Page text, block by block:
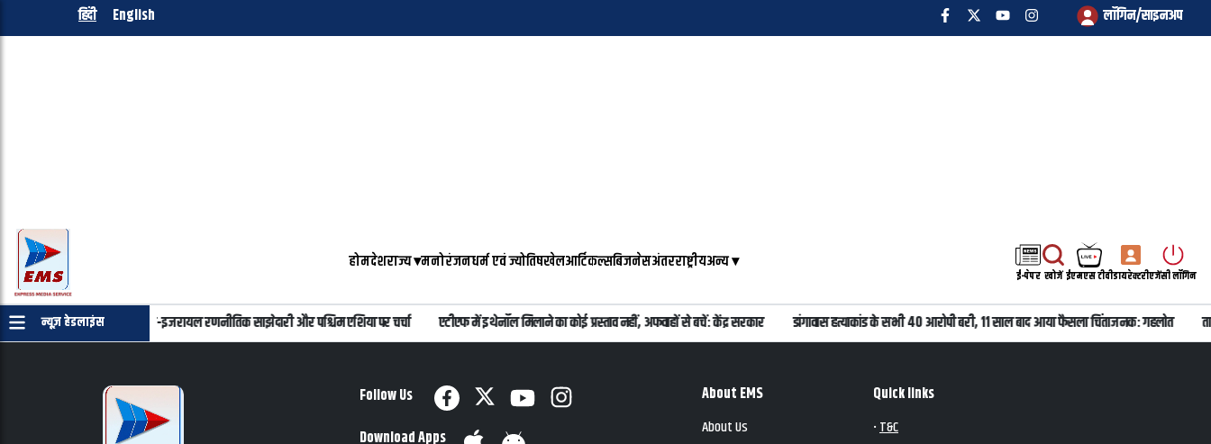
हिंदी English लॉगिन/साइनअप
होमदेशराज्य▾मनोरंजनधर्म एवं ज्योतिषखेलआर्टिकल्सबिजनेसअंतरराष्ट्रीयअन्य▾
ई-पेपर खोजें ईएमएस टीवीडायरेक्टरीएजेंसी लॉगिन
न्यूज़ हेडलाइंस
की फोन पर बातचीत, भारत-इजरायल रणनीतिक साझेदारी और पश्चिम एशिया पर चर्चा एटीएफ में इथेनॉल मिलाने का कोई प्रस्ताव नहीं, अफवाहों से बचें: केंद्र सरकार डांगावास हत्याकांड के सभी 40 आरोपी बरी, 11 साल बाद आया फैसला चिंताजनक: गहलोत
Follow Us
Download Apps
About EMS
About Us
Quick links
•T&C